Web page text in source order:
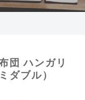
団 ハンガリ
ダブル）